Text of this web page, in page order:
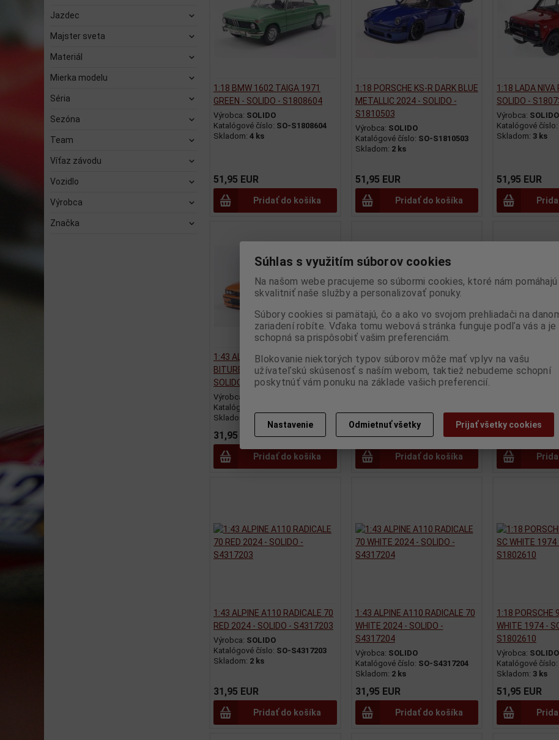
Jazdec
Majster sveta
Materiál
Mierka modelu
Séria
Sezóna
Team
Víťaz závodu
Vozidlo
Výrobca
Značka
1:18 BMW 1602 TAIGA 1971
GREEN - SOLIDO - S1808604
Výrobca: SOLIDO
Katalógové číslo: SO-S1808604
Skladom: 4 ks
51,95 EUR
Pridať do košíka
1:18 PORSCHE KS-R DARK BLUE
METALLIC 2024 - SOLIDO -
S1810503
Výrobca: SOLIDO
Katalógové číslo: SO-S1810503
Skladom: 2 ks
51,95 EUR
Pridať do košíka
1:18 LADA NIVA
SOLIDO -
Výrobca: SOLIDO
Katalógové číslo:
Skladom: 3 ks
51,95 EUR
1:43 ALPINA B10 (E34)
BITURBO ORANGE 1994 -
SOLIDO - S4310407
Výrobca:
Katalógové číslo:
Skladom:
31,95 EUR
Pridať do košíka
1:18 SUBARU IMPREZA WRX
STI PREMIUM SILVER EFFECT
2003 - SOLIDO - S1812303
3 ks
51,95 EUR
Pridať do košíka
1:43
E60 AMG
29,95 EUR
1:43 ALPINE A110 RADICALE 70
RED 2024 - SOLIDO - S4317203
Výrobca: SOLIDO
Katalógové číslo: SO-S4317203
Skladom: 2 ks
31,95 EUR
Pridať do košíka
1:43 ALPINE A110 RADICALE 70
WHITE 2024 - SOLIDO -
S4317204
Výrobca: SOLIDO
Katalógové číslo: SO-S4317204
Skladom: 2 ks
31,95 EUR
Pridať do košíka
1:18 PORSCHE
WHITE 1974 -
S1802610
Výrobca: SOLIDO
Katalógové číslo:
Skladom: 3 ks
51,95 EUR
Súhlas s využitím súborov cookies
Na našom webe pracujeme so súbormi cookies, ktoré nám pomáhajú
skvalitniť naše služby a personalizovať ponuky.
Súbory cookies si pamätajú, čo a ako vo svojom prehliadači na
zariadení robíte. Vďaka tomu webová stránka funguje podľa vás a je
schopná sa prispôsobiť vašim preferenciám.
Blokovanie niektorých typov súborov môže mať vplyv na vašu
užívateľskú skúsenosť s naším webom, taktiež nebudeme schopní
poskytnúť vám ponuku na základe vašich preferencií.
Nastavenie Odmietnuť všetky Prijať všetky cookies